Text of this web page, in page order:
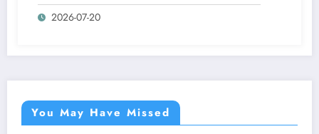
2026-07-20
You May Have Missed